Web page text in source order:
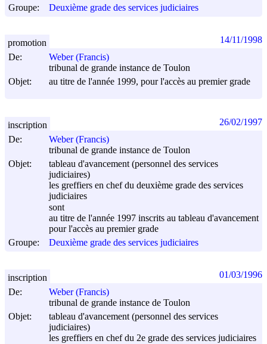
Groupe:
Deuxième grade des services judiciaires
De:
Weber (Francis)
tribunal de grande instance de Toulon
Objet:
au titre de l'année 1999, pour l'accès au premier grade
promotion 14/11/1998
De:
Weber (Francis)
tribunal de grande instance de Toulon
Objet:
tableau d'avancement (personnel des services
judiciaires)
les greffiers en chef du deuxième grade des services
judiciaires
sont
au titre de l'année 1997 inscrits au tableau d'avancement
pour l'accès au premier grade
Groupe:
Deuxième grade des services judiciaires
inscription 26/02/1997
De:
Weber (Francis)
tribunal de grande instance de Toulon
Objet:
tableau d'avancement (personnel des services
judiciaires)
les greffiers en chef du 2e grade des services judiciaires
inscription 01/03/1996